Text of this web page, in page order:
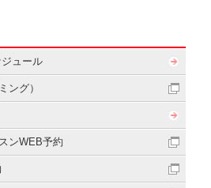
ュール
ング）
ンWEB予約